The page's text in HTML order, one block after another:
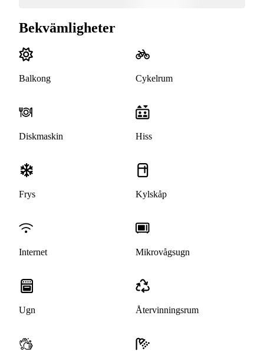
Bekvämligheter
Balkong Cykelrum
Diskmaskin Hiss
Frys Kylskåp
Internet Mikrovågsugn
Ugn Återvinningsrum